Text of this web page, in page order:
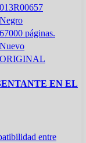
013R00657
Negro
67000 páginas.
Nuevo
ORIGINAL
EN EL
entre